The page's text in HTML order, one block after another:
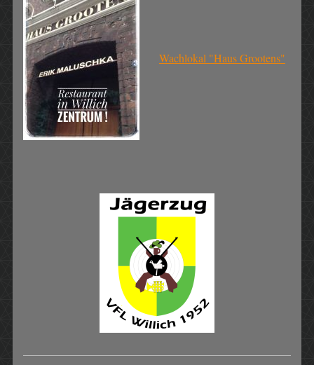
Wachlokal "Haus Grootens"